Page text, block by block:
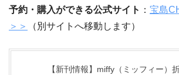
予約・購入ができる公式サイト ： 宝島
＞＞
（別サイトへ移動します）
【新刊情報】miffy（ミッフィー）